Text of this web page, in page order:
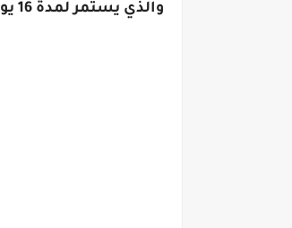
والذي يستمر لمدة 16 يوما فقط.